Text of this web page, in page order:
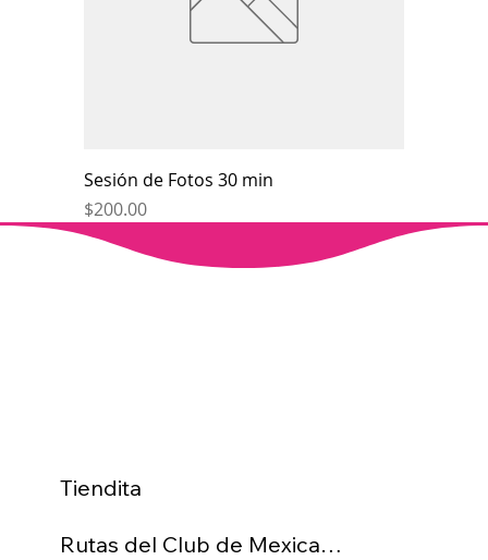
Sesión de Fotos 30 min
Price
$200.00
Tiendita
Rutas del Club de Mexicanas